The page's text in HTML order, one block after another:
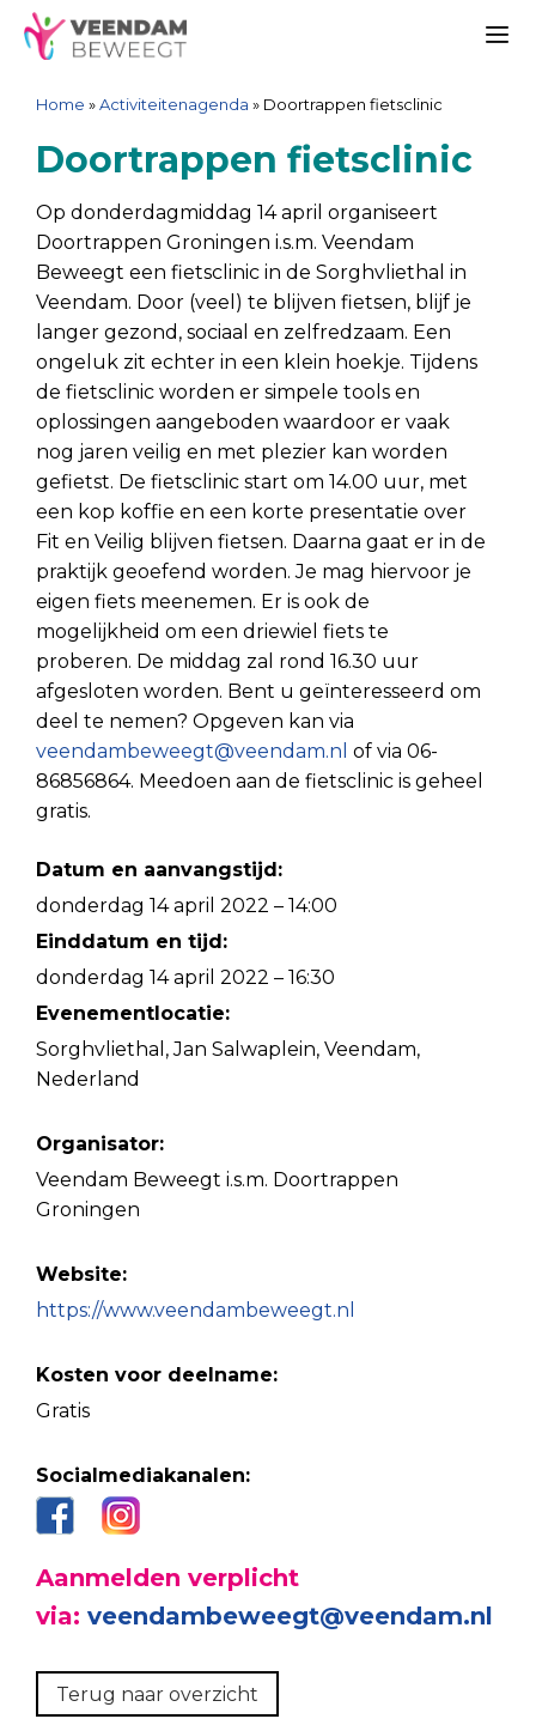
Ga
naar
inhoud
Spring
naar
navigatie
Sitemap
Ga
naar
inhoud
Home »Activiteitenagenda » Doortrappen fietsclinic
Doortrappen fietsclinic
Op donderdagmiddag 14 april organiseert
Doortrappen Groningen i.s.m. Veendam
Beweegt een fietsclinic in de Sorghvliethal in
Veendam. Door (veel) te blijven fietsen, blijf je
langer gezond, sociaal en zelfredzaam. Een
ongeluk zit echter in een klein hoekje. Tijdens
de fietsclinic worden er simpele tools en
oplossingen aangeboden waardoor er vaak
nog jaren veilig en met plezier kan worden
gefietst. De fietsclinic start om 14.00 uur, met
een kop koffie en een korte presentatie over
Fit en Veilig blijven fietsen. Daarna gaat er in de
praktijk geoefend worden. Je mag hiervoor je
eigen fiets meenemen. Er is ook de
mogelijkheid om een driewiel fiets te
proberen. De middag zal rond 16.30 uur
afgesloten worden. Bent u geïnteresseerd om
deel te nemen? Opgeven kan via
veendambeweegt@veendam.nl of via 06-
86856864. Meedoen aan de fietsclinic is geheel
gratis.
Datum en aanvangstijd:
donderdag 14 april 2022 – 14:00
Einddatum en tijd:
donderdag 14 april 2022 – 16:30
Evenementlocatie:
Sorghvliethal, Jan Salwaplein, Veendam,
Nederland
Organisator:
Veendam Beweegt i.s.m. Doortrappen
Groningen
Website:
https://www.veendambeweegt.nl
Kosten voor deelname:
Gratis
Socialmediakanalen:
Aanmelden verplicht
via: veendambeweegt@veendam.nl
Terug naar overzicht